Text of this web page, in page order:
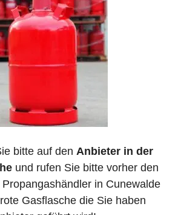
bitte auf den Anbieter in der
und rufen Sie bitte vorher den
in Cunewalde
Gasflasche die Sie haben